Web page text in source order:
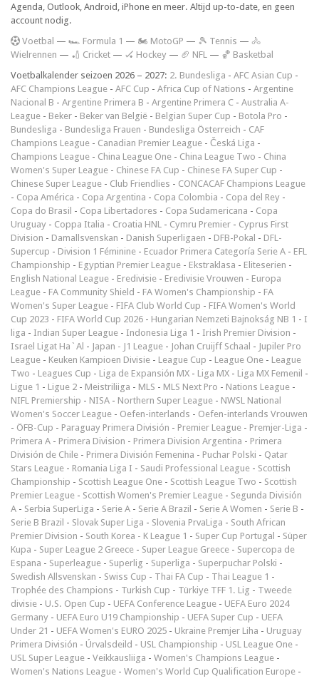
Agenda, Outlook, Android, iPhone en meer. Altijd up-to-date, en geen
account nodig.
Voetbal — 🏎️ Formula 1 — 🏍 MotoGP — 🎾 Tennis — 🚴
Wielrennen — 🏏 Cricket — 🏑 Hockey — 🏈 NFL — 🏀 Basketbal
Voetbalkalender seizoen 2026 – 2027: 2. Bundesliga - AFC Asian Cup -
AFC Champions League - AFC Cup - Africa Cup of Nations - Argentine
Nacional B - Argentine Primera B - Argentine Primera C - Australia A-
League - Beker - Beker van België - Belgian Super Cup - Botola Pro -
Bundesliga - Bundesliga Frauen - Bundesliga Österreich - CAF
Champions League - Canadian Premier League - Česká Liga -
Champions League - China League One - China League Two - China
Women's Super League - Chinese FA Cup - Chinese FA Super Cup -
Chinese Super League - Club Friendlies - CONCACAF Champions League
- Copa América - Copa Argentina - Copa Colombia - Copa del Rey -
Copa do Brasil - Copa Libertadores - Copa Sudamericana - Copa
Uruguay - Coppa Italia - Croatia HNL - Cymru Premier - Cyprus First
Division - Damallsvenskan - Danish Superligaen - DFB-Pokal - DFL-
Supercup - Division 1 Féminine - Ecuador Primera Categoría Serie A - EFL
Championship - Egyptian Premier League - Ekstraklasa - Eliteserien -
English National League - Eredivisie - Eredivisie Vrouwen - Europa
League - FA Community Shield - FA Women's Championship - FA
Women's Super League - FIFA Club World Cup - FIFA Women's World
Cup 2023 - FIFA World Cup 2026 - Hungarian Nemzeti Bajnokság NB 1 - I
liga - Indian Super League - Indonesia Liga 1 - Irish Premier Division -
Israel Ligat Ha`Al - Japan - J1 League - Johan Cruijff Schaal - Jupiler Pro
League - Keuken Kampioen Divisie - League Cup - League One - League
Two - Leagues Cup - Liga de Expansión MX - Liga MX - Liga MX Femenil -
Ligue 1 - Ligue 2 - Meistriliiga - MLS - MLS Next Pro - Nations League -
NIFL Premiership - NISA - Northern Super League - NWSL National
Women's Soccer League - Oefen-interlands - Oefen-interlands Vrouwen
- ÖFB-Cup - Paraguay Primera División - Premier League - Premjer-Liga -
Primera A - Primera Division - Primera Division Argentina - Primera
División de Chile - Primera División Femenina - Puchar Polski - Qatar
Stars League - Romania Liga I - Saudi Professional League - Scottish
Championship - Scottish League One - Scottish League Two - Scottish
Premier League - Scottish Women's Premier League - Segunda División
A - Serbia SuperLiga - Serie A - Serie A Brazil - Serie A Women - Serie B -
Serie B Brazil - Slovak Super Liga - Slovenia PrvaLiga - South African
Premier Division - South Korea - K League 1 - Super Cup Portugal - Süper
Kupa - Super League 2 Greece - Super League Greece - Supercopa de
Espana - Superleague - Superlig - Superliga - Superpuchar Polski -
Swedish Allsvenskan - Swiss Cup - Thai FA Cup - Thai League 1 -
Trophée des Champions - Turkish Cup - Türkiye TFF 1. Lig - Tweede
divisie - U.S. Open Cup - UEFA Conference League - UEFA Euro 2024
Germany - UEFA Euro U19 Championship - UEFA Super Cup - UEFA
Under 21 - UEFA Women's EURO 2025 - Ukraine Premjer Liha - Uruguay
Primera División - Úrvalsdeild - USL Championship - USL League One -
USL Super League - Veikkausliiga - Women's Champions League -
Women's Nations League - Women's World Cup Qualification Europe -